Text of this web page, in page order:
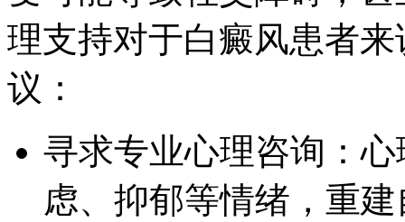
理支持对于白癜风患者
议：
寻求专业心理咨询：
虑、抑郁等情绪，重